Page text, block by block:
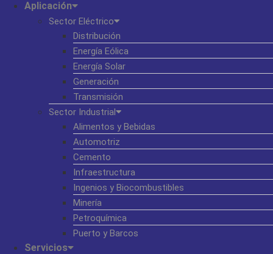
Aplicación
Sector Eléctrico
Distribución
Energía Eólica
Energía Solar
Generación
Transmisión
Sector Industrial
Alimentos y Bebidas
Automotriz
Cemento
Infraestructura
Ingenios y Biocombustibles
Minería
Petroquímica
Puerto y Barcos
Servicios